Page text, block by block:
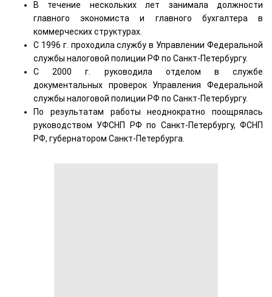
В течение нескольких лет занимала должности
главного экономиста и главного бухгалтера в
коммерческих структурах.
С 1996 г. проходила службу в Управлении Федеральной
службы налоговой полиции РФ по Санкт-Петербургу.
С 2000 г. руководила отделом в службе
документальных проверок Управления Федеральной
службы налоговой полиции РФ по Санкт-Петербургу.
По результатам работы неоднократно поощрялась
руководством УФСНП РФ по Санкт-Петербургу, ФСНП
РФ, губернатором Санкт-Петербурга.